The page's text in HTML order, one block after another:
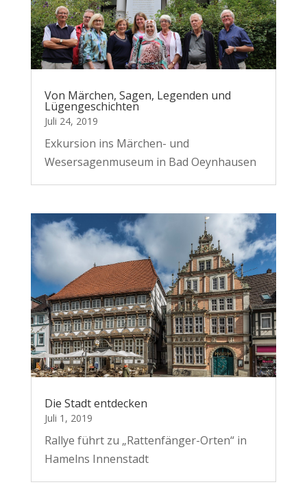
Von Märchen, Sagen, Legenden und
Lügengeschichten
Juli 24, 2019
Exkursion ins Märchen- und
Wesersagenmuseum in Bad Oeynhausen
Die Stadt entdecken
Juli 1, 2019
Rallye führt zu „Rattenfänger-Orten“ in
Hamelns Innenstadt